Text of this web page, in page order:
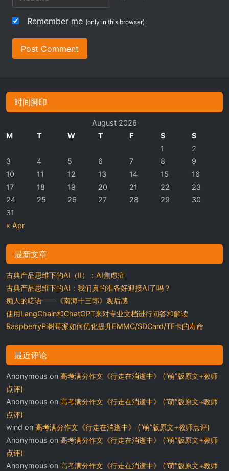
Remember me (only in this browser)
Post Comment
时间脚印
August 2026
M
T W T F S S
« Apr
1
2
3
4 5 6 7 8
9
10
11 12 13 14 15
16
17
18 19 20 21 22
23
24
25 26 27 28 29
30
31
最新文章
古典产品思维下的AI（II）：AI焦虑症
古典产品思维下的AI：我们真的准备好迎接AI了吗？
痴人的呓语——《南海十三郎》观后感
使用LangChain和ChatGPT来对专业文档进行问答和解读
RaspberryPi树莓派如何优化提升EMMC/SDCard/TF卡的寿命
最近评论
Anonymous on 高考满分作文《行走在消逝中》 (“萌”版原文+教师
点评)
Anonymous on 高考满分作文《行走在消逝中》 (“萌”版原文+教师
点评)
wind on 高考满分作文《行走在消逝中》 (“萌”版原文+教师点评)
Anonymous on 高考满分作文《行走在消逝中》 (“萌”版原文+教师
点评)
Anonymous on 高考满分作文《行走在消逝中》 (“萌”版原文+教师